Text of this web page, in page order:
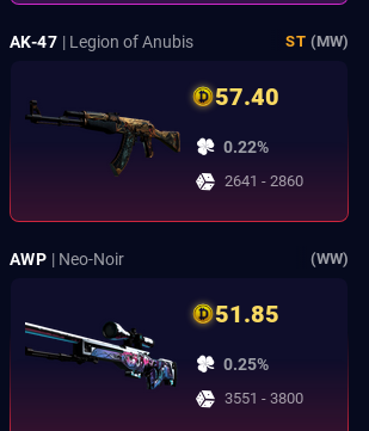
AK-47 | Legion of Anubis ST (MW)
57.40
0.22%
2641 - 2860
AWP | Neo-Noir (WW)
51.85
0.25%
3551 - 3800